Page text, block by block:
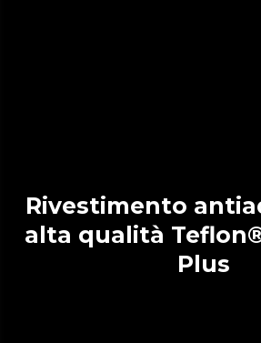
Rivestimento antiaderente di
alta qualità
Plus